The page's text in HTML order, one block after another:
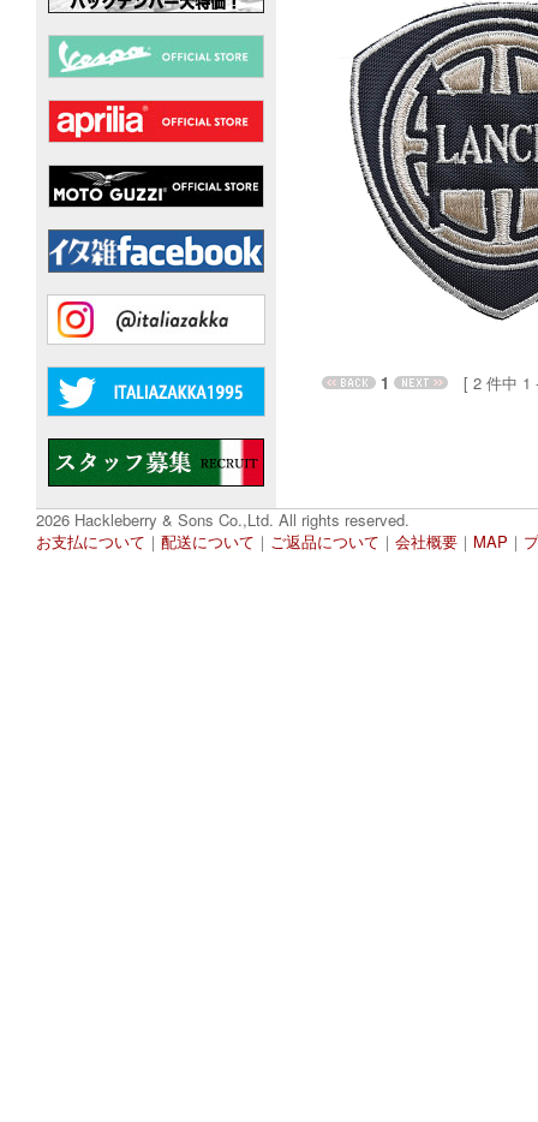
1 [ 2 件中 1
2026 Hackleberry & Sons Co.,Ltd. All rights reserved.
お支払について ｜ 配送について ｜ ご返品について ｜ 会社概要 ｜ MAP ｜